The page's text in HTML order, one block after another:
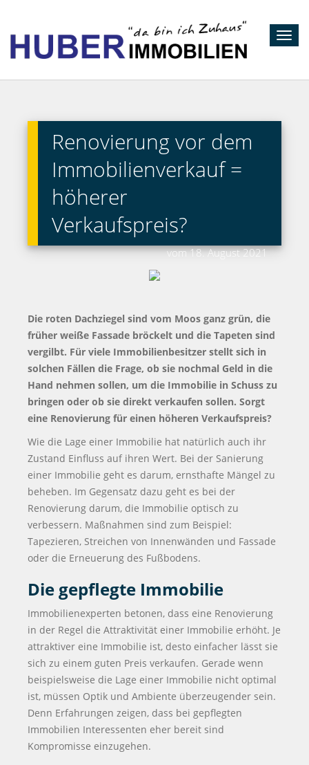
Renovierung vor dem
Immobilienverkauf =
höherer
Verkaufspreis?
vom 18. August 2021
Die roten Dachziegel sind vom Moos ganz grün, die
früher weiße Fassade bröckelt und die Tapeten sind
vergilbt. Für viele Immobilienbesitzer stellt sich in
solchen Fällen die Frage, ob sie nochmal Geld in die
Hand nehmen sollen, um die Immobilie in Schuss zu
bringen oder ob sie direkt verkaufen sollen. Sorgt
eine Renovierung für einen höheren Verkaufspreis?
Wie die Lage einer Immobilie hat natürlich auch ihr
Zustand Einfluss auf ihren Wert. Bei der Sanierung
einer Immobilie geht es darum, ernsthafte Mängel zu
beheben. Im Gegensatz dazu geht es bei der
Renovierung darum, die Immobilie optisch zu
verbessern. Maßnahmen sind zum Beispiel:
Tapezieren, Streichen von Innenwänden und Fassade
oder die Erneuerung des Fußbodens.
Die gepflegte Immobilie
Immobilienexperten betonen, dass eine Renovierung
in der Regel die Attraktivität einer Immobilie erhöht. Je
attraktiver eine Immobilie ist, desto einfacher lässt sie
sich zu einem guten Preis verkaufen. Gerade wenn
beispielsweise die Lage einer Immobilie nicht optimal
ist, müssen Optik und Ambiente überzeugender sein.
Denn Erfahrungen zeigen, dass bei gepflegten
Immobilien Interessenten eher bereit sind
Kompromisse einzugehen.